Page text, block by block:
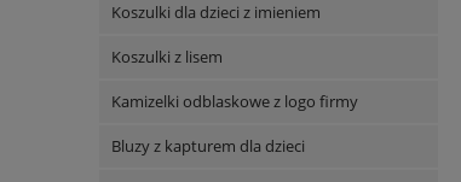
Koszulki dla dzieci z imieniem
Koszulki z lisem
Kamizelki odblaskowe z logo firmy
Bluzy z kapturem dla dzieci